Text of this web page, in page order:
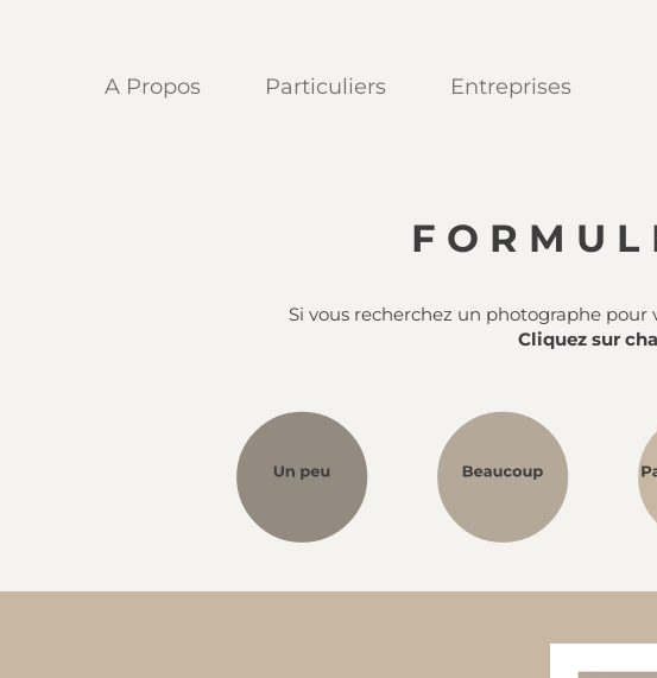
A Propos Particuliers Entreprises
Si vous recherchez un photographe
Cliquez sur
brightness_1
brightness_1